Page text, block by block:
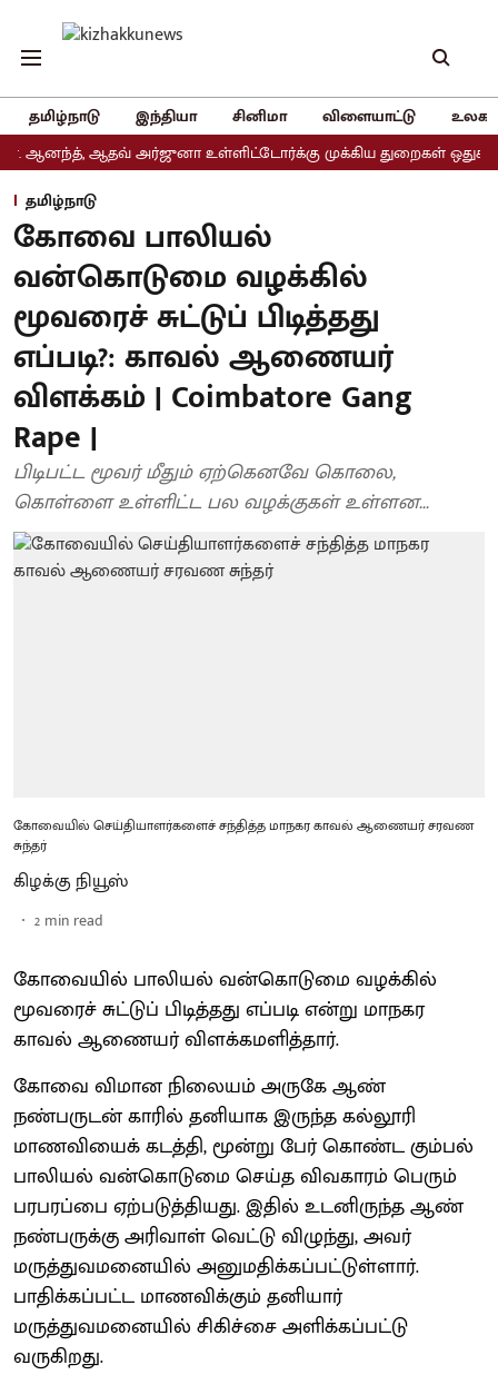
தமிழ்நாடு இந்தியா சினிமா விளையாட்டு
ஆதவ் அர்ஜுனா உள்ளிட்டோர்க்கு முக்கிய துறைகள் ஒதுக்கீடு
தமிழ்நாடு
கோவை பாலியல்
வன்கொடுமை வழக்கில்
மூவரைச் சுட்டுப் பிடித்தது
எப்படி?: காவல் ஆணையர்
விளக்கம் | Coimbatore Gang
Rape |
பிடிபட்ட மூவர் மீதும் ஏற்கெனவே கொலை,
கொள்ளை உள்ளிட்ட பல வழக்குகள் உள்ளன...
கோவையில் செய்தியாளர்களைச் சந்தித்த மாநகர காவல் ஆணையர் சரவண
சுந்தர்
கிழக்கு நியூஸ்
2 min read
கோவையில் பாலியல் வன்கொடுமை வழக்கில்
மூவரைச் சுட்டுப் பிடித்தது எப்படி என்று மாநகர
காவல் ஆணையர் விளக்கமளித்தார்.
கோவை விமான நிலையம் அருகே ஆண்
நண்பருடன் காரில் தனியாக இருந்த கல்லூரி
மாணவியைக் கடத்தி, மூன்று பேர் கொண்ட கும்பல்
பாலியல் வன்கொடுமை செய்த விவகாரம் பெரும்
பரபரப்பை ஏற்படுத்தியது. இதில் உடனிருந்த ஆண்
நண்பருக்கு அரிவாள் வெட்டு விழுந்து, அவர்
மருத்துவமனையில் அனுமதிக்கப்பட்டுள்ளார்.
பாதிக்கப்பட்ட மாணவிக்கும் தனியார்
மருத்துவமனையில் சிகிச்சை அளிக்கப்பட்டு
வருகிறது.